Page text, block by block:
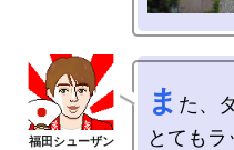
ま た、
とても